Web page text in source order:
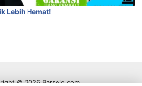
Lebih Hemat!
© 2026 Parselo.com